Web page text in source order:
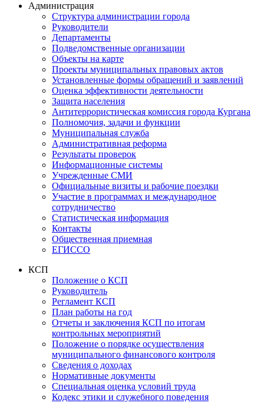
Администрация
Структура администрации города
Руководители
Департаменты
Подведомственные организации
Объекты на карте
Проекты муниципальных правовых актов
Установленные формы обращений и заявлений
Оценка эффективности деятельности
Защита населения
Антитеррористическая комиссия города Кургана
Полномочия, задачи и функции
Муниципальная служба
Административная реформа
Результаты проверок
Информационные системы
Учрежденные СМИ
Официальные визиты и рабочие поездки
Участие в программах и международное
сотрудничество
Статистическая информация
Контакты
Общественная приемная
ЕГИССО
КСП
Положение о КСП
Руководитель
Регламент КСП
План работы на год
Отчеты и заключения КСП по итогам
контрольных мероприятий
Положение о порядке осуществления
муниципального финансового контроля
Сведения о доходах
Нормативные документы
Специальная оценка условий труда
Кодекс этики и служебного поведения